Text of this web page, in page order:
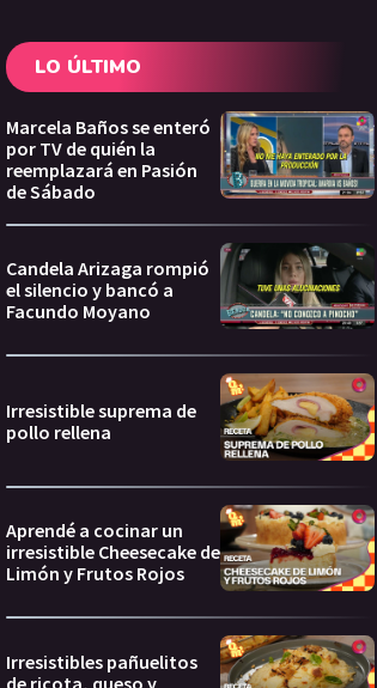
LO ÚLTIMO
Marcela Baños se enteró
por TV de quién la
reemplazará en Pasión
de Sábado
Candela Arizaga rompió
el silencio y bancó a
Facundo Moyano
Irresistible suprema de
pollo rellena
Aprendé a cocinar un
irresistible Cheesecake de
Limón y Frutos Rojos
Irresistibles pañuelitos